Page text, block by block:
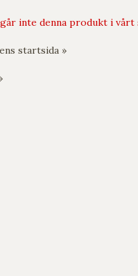
inte denna produkt i
startsida »